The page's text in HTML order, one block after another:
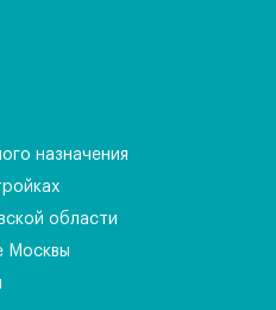
назначения
области
Москвы